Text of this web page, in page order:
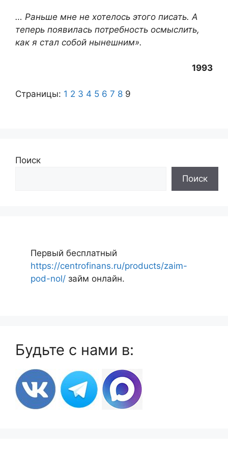
… Раньше мне не хотелось этого писать. А
теперь появилась потребность осмыслить,
как я стал собой нынешним».
1993
Страницы: 1 2 3 4 5 6 7 8 9
Поиск
Поиск
Первый бесплатный
https://centrofinans.ru/products/zaim-
pod-nol/ займ онлайн.
Будьте с нами в: